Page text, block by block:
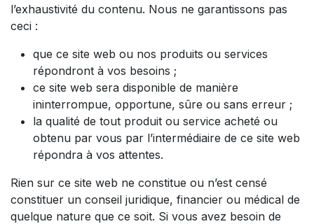
l’exhaustivité du contenu. Nous ne garantissons pas
ceci :
que ce site web ou nos produits ou services
répondront à vos besoins ;
ce site web sera disponible de manière
ininterrompue, opportune, sûre ou sans erreur ;
la qualité de tout produit ou service acheté ou
obtenu par vous par l’intermédiaire de ce site web
répondra à vos attentes.
Rien sur ce site web ne constitue ou n’est censé
constituer un conseil juridique, financier ou médical de
quelque nature que ce soit. Si vous avez besoin de